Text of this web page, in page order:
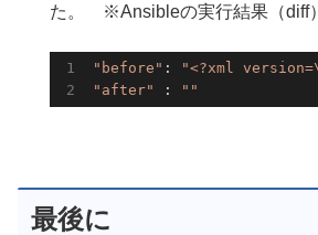
た。 ※Ansibleの実行結果（diff
"before" :
"<?xml
"after"
: ""
最後に